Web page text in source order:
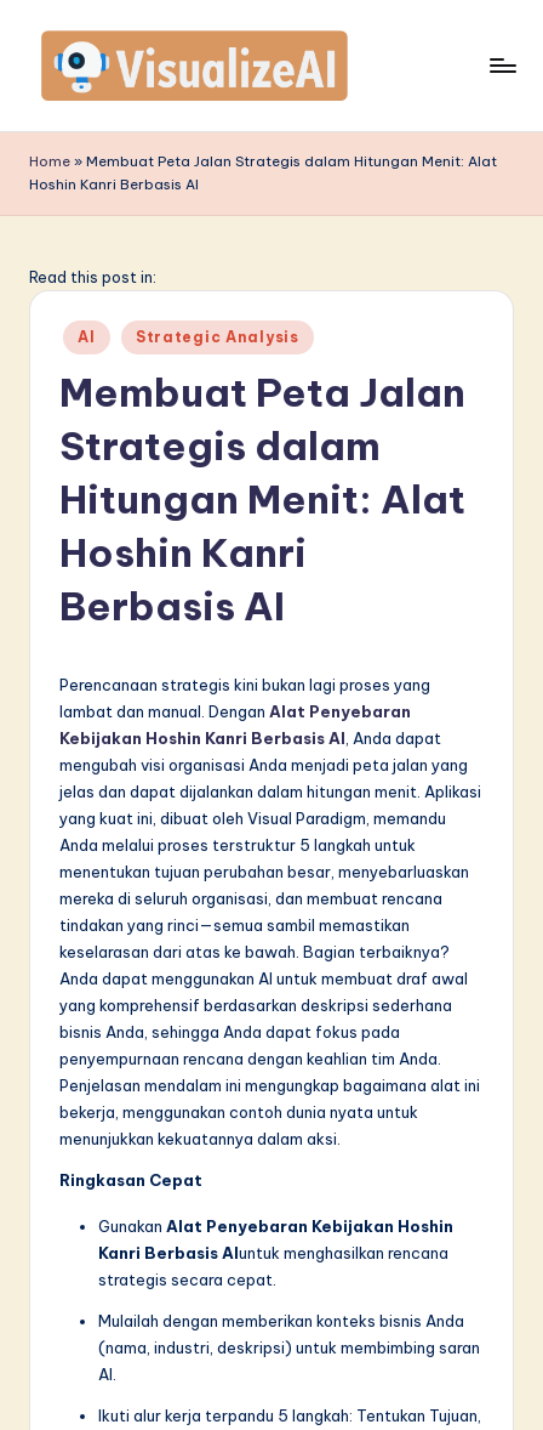
content
is
u
li
A
si
L
in
Home » Membuat Peta Jalan Strategis dalam Hitungan Menit: Alat
Hoshin Kanri Berbasis AI
Read this post in:
Posted
in
AI Strategic Analysis
Membuat Peta Jalan
Strategis dalam
Hitungan Menit: Alat
Hoshin Kanri
Berbasis AI
Perencanaan strategis kini bukan lagi proses yang
lambat dan manual. Dengan Alat Penyebaran
Kebijakan Hoshin Kanri Berbasis AI , Anda dapat
mengubah visi organisasi Anda menjadi peta jalan yang
jelas dan dapat dijalankan dalam hitungan menit. Aplikasi
yang kuat ini, dibuat oleh Visual Paradigm, memandu
Anda melalui proses terstruktur 5 langkah untuk
menentukan tujuan perubahan besar, menyebarluaskan
mereka di seluruh organisasi, dan membuat rencana
tindakan yang rinci—semua sambil memastikan
keselarasan dari atas ke bawah. Bagian terbaiknya?
Anda dapat menggunakan AI untuk membuat draf awal
yang komprehensif berdasarkan deskripsi sederhana
bisnis Anda, sehingga Anda dapat fokus pada
penyempurnaan rencana dengan keahlian tim Anda.
Penjelasan mendalam ini mengungkap bagaimana alat ini
bekerja, menggunakan contoh dunia nyata untuk
menunjukkan kekuatannya dalam aksi.
Ringkasan Cepat
Gunakan Alat Penyebaran Kebijakan Hoshin
Kanri Berbasis AIuntuk menghasilkan rencana
strategis secara cepat.
Mulailah dengan memberikan konteks bisnis Anda
(nama, industri, deskripsi) untuk membimbing saran
AI.
Ikuti alur kerja terpandu 5 langkah: Tentukan Tujuan,